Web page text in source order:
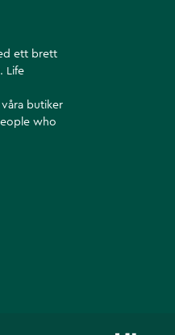
ett brett
Life
våra butiker
who